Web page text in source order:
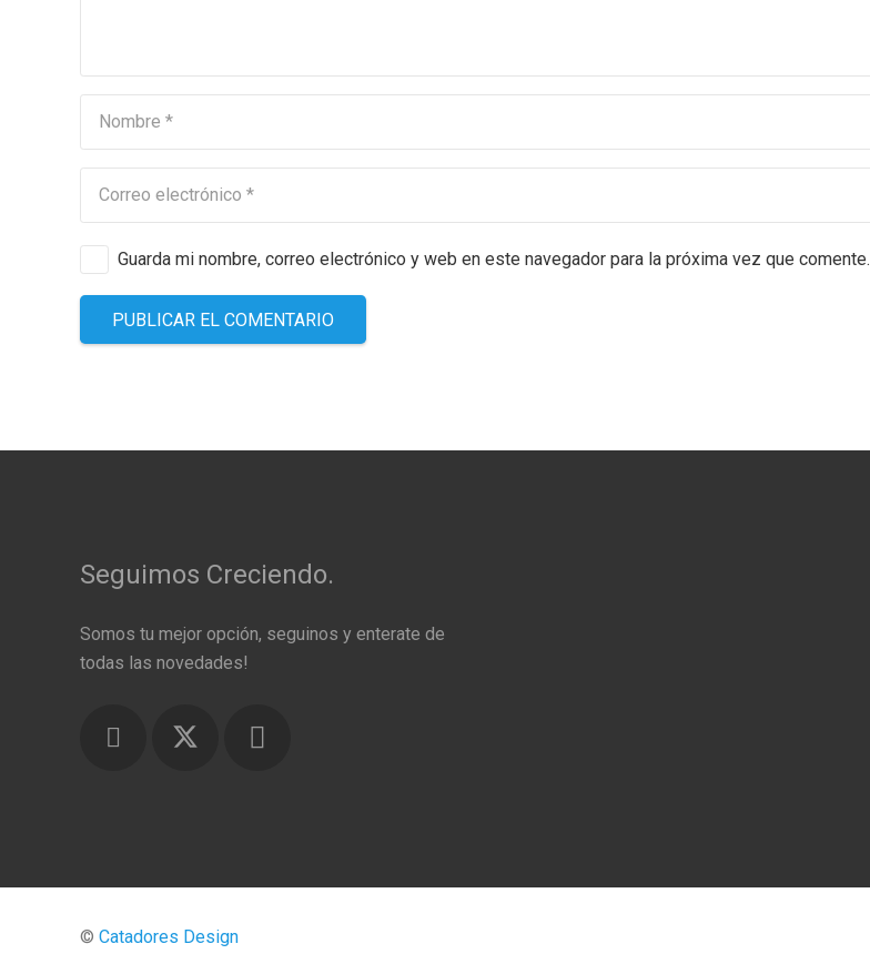
Guarda mi nombre, correo electrónico y web en este navegador para la próxima vez que comente.
PUBLICAR EL COMENTARIO
Seguimos Creciendo.
Somos tu mejor opción, seguinos y enterate de
todas las novedades!
© Catadores Design